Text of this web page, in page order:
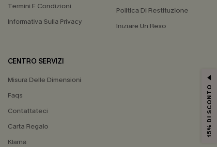
Termini E Condizioni
Informativa Sulla Privacy
Politica Di Restituzione
Iniziare Un Reso
CENTRO SERVIZI
Misura Delle Dimensioni
Faqs
Contattateci
Carta Regalo
Klarna
15% DI SCONTO